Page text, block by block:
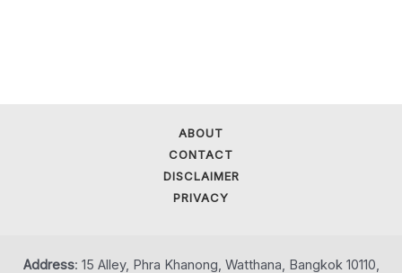
ABOUT
CONTACT
DISCLAIMER
PRIVACY
Address: 15 Alley, Phra Khanong, Watthana, Bangkok 10110,